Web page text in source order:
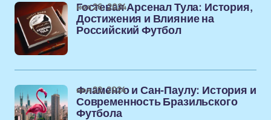
Гостевая Арсенал Тула: История,
Достижения и Влияние на
Российский Футбол
ноя 26, 2024
Фламенго и Сан-Паулу: История и
Современность Бразильского
Футбола
ноя 22, 2024